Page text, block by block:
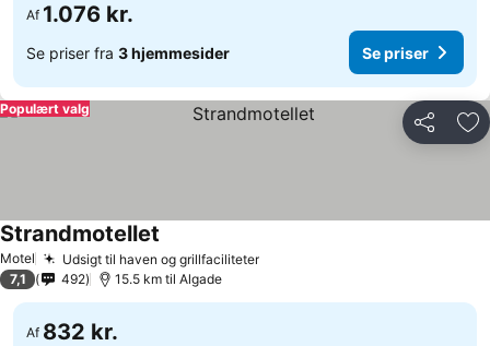
Af 1.076 kr.
Se priser fra 3 hjemmesider Se priser
Del
Populært valg
Motel Udsigt til haven og grillfaciliteter
Strandmotellet
7,1 492 15.5 km til Algade
Af 832 kr.